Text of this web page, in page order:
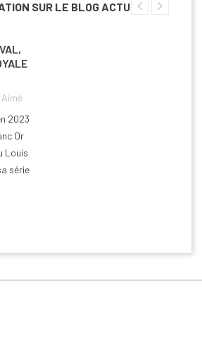
SUR LE BLOG ACTU
Aimé
2023
Or
Louis
série